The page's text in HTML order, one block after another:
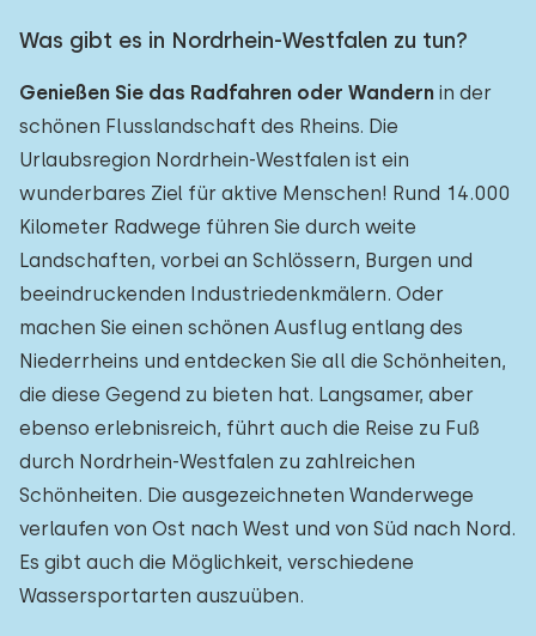
Was gibt es in Nordrhein-Westfalen zu tun?
Genießen Sie das Radfahren oder Wandern in der
schönen Flusslandschaft des Rheins. Die
Urlaubsregion Nordrhein-Westfalen ist ein
wunderbares Ziel für aktive Menschen! Rund 14.000
Kilometer Radwege führen Sie durch weite
Landschaften, vorbei an Schlössern, Burgen und
beeindruckenden Industriedenkmälern. Oder
machen Sie einen schönen Ausflug entlang des
Niederrheins und entdecken Sie all die Schönheiten,
die diese Gegend zu bieten hat. Langsamer, aber
ebenso erlebnisreich, führt auch die Reise zu Fuß
durch Nordrhein-Westfalen zu zahlreichen
Schönheiten. Die ausgezeichneten Wanderwege
verlaufen von Ost nach West und von Süd nach Nord.
Es gibt auch die Möglichkeit, verschiedene
Wassersportarten auszuüben.